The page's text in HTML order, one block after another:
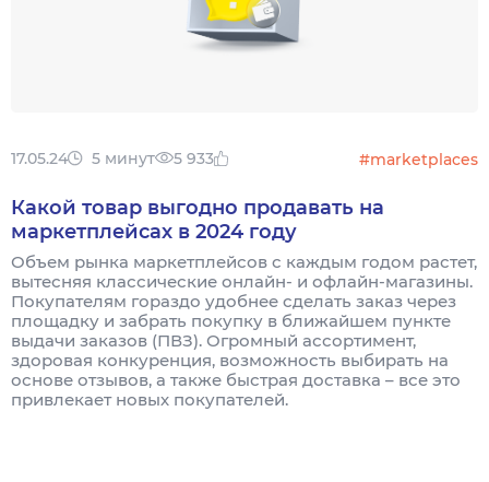
17.05.24 5 минут 5 933 #marketplaces
Какой товар выгодно продавать на
маркетплейсах в 2024 году
Объем рынка маркетплейсов с каждым годом растет,
вытесняя классические онлайн- и офлайн-магазины.
Покупателям гораздо удобнее сделать заказ через
площадку и забрать покупку в ближайшем пункте
выдачи заказов (ПВЗ). Огромный ассортимент,
здоровая конкуренция, возможность выбирать на
основе отзывов, а также быстрая доставка – все это
привлекает новых покупателей.